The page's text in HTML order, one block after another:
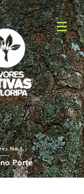
No.1
Porte